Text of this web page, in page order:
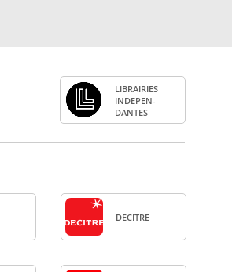
LIBRAI­RIES
INDE­PEN­
DANTES
DECITRE